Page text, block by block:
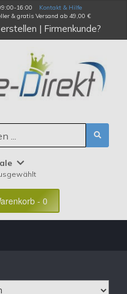
16:00
Kontakt & Hilfe
& gratis Versand ab 49,00 €
| Firmenkunde?
- 0